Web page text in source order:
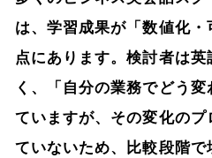
は、学習成果が「数値化
点にあります。検討者は
く、「自分の業務でどう
ていますが、その変化のプ
ていないため、比較段階で